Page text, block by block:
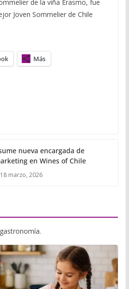
b
l
t
s
i
l
i
l
p
a
de la viña Erasmo, fue
Joven Sommelier de Chile
Más
nueva encargada de
en Wines of Chile
18 marzo, 2026